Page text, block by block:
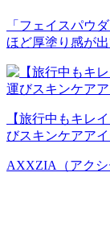
「フェイスパウ
ほど厚塗り感が
【旅行中もキレ
びスキンケアア
AXXZIA（アクシ